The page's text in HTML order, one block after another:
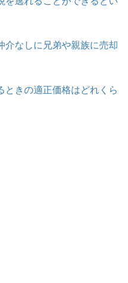
介なしに兄弟や親族に売却
ときの適正価格はどれくら